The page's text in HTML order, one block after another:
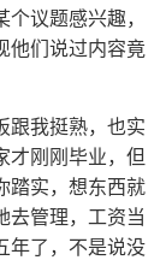
议题感兴趣，
他们说过内容竟
跟我挺熟，也实
才刚刚毕业，但
踏实，想东西就
去管理，工资当
年了，不是说没